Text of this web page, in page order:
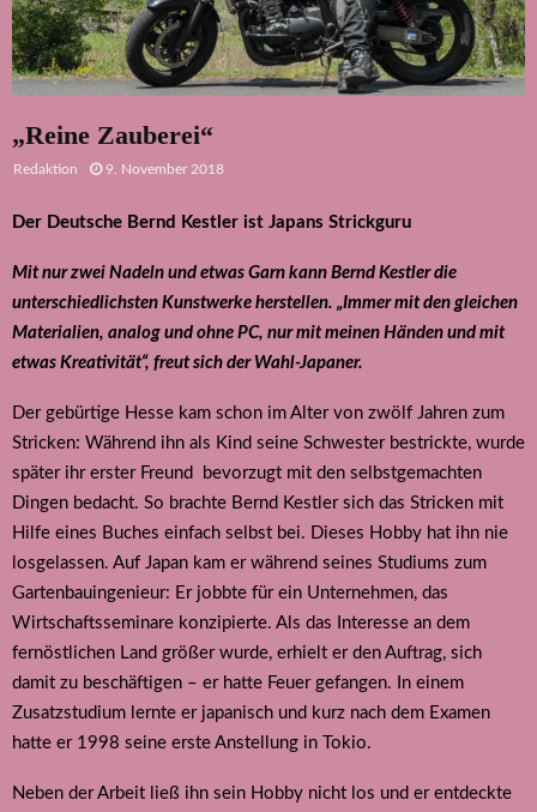
„Reine Zauberei“
Redaktion 9. November 2018
Der Deutsche Bernd Kestler ist Japans Strickguru
Mitnur zwei Nadeln und etwas Garn kann Bernd Kestler die
unterschiedlichsten Kunstwerke herstellen. „Immer mit den gleichen
Materialien, analog und ohne PC, nur mit meinen Händen und mit
etwas Kreativität“, freut sich der Wahl-Japaner.
Der gebürtige Hesse kam schon im Alter von zwölf Jahren zum
Stricken: Während ihn als Kind seine Schwester bestrickte, wurde
später ihr erster Freund
bevorzugt mit den selbstgemachten
Dingen bedacht. So brachte Bernd Kestler sich das Stricken mit
Hilfe eines Buches einfach selbst bei. Dieses Hobby hat ihn nie
losgelassen. Auf Japan kam er während seines Studiums zum
Gartenbauingenieur: Er jobbte für ein Unternehmen, das
Wirtschaftsseminare konzipierte. Als das Interesse an dem
fernöstlichen Land größer wurde, erhielt er den Auftrag, sich
damit zu beschäftigen – er hatte Feuer gefangen. In einem
Zusatzstudium lernte er japanisch und kurz nach dem Examen
hatte er 1998 seine erste Anstellung in Tokio.
Neben der Arbeit ließ ihn sein Hobby nicht los und er entdeckte